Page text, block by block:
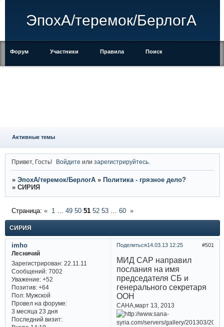
ЭпохА/теремок/БерлогА
Форум Участники Правила Поиск
Активные темы
Привет, Гость! Войдите илизарегистрируйтесь
» ЭпохА/теремок/БерлогА » Политика - грязное дело?
» СИРИЯ
СИРИЯ
Страница: « 1 … 49 50 51 52 53 … 60 »
Поделиться 501
14.03.13 12:25
imho
Лесничий
Зарегистрирован: 22.11.11
Сообщений:7002
Уважение: +52
Позитив: +64
Пол:Мужской
Провел на форуме:
3 месяца 23 дня
Последний визит:
МИД САР направил
послания на имя
председателя СБ и
генерального секретаря
ООН
САНА,март 13, 2013